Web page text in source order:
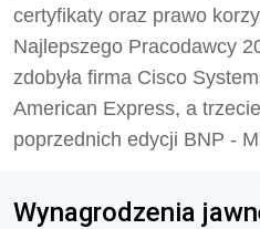
certyfikaty oraz prawo
Najlepszego Pracodawcy
zdobyła firma Cisco
American Express, a
poprzednich edycji BNP -
Wynagrodzenia